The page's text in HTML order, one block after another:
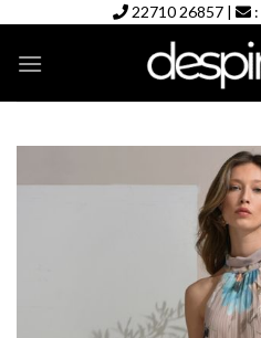
content
22710 26857 | :